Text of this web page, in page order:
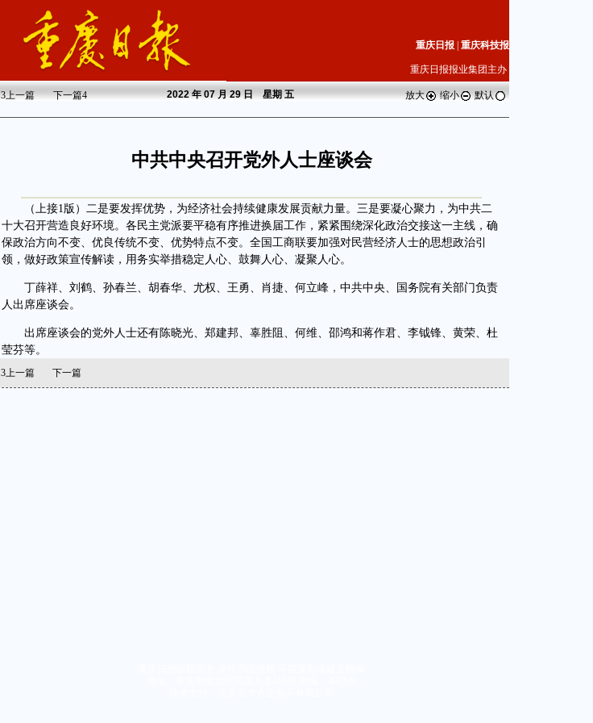
重庆日报 重庆科技报
重庆日报报业集团主办
3上一篇 下一篇4 2022年 07 月 29 日 星期五 放大 缩小 默认
中共中央召开党外人士座谈会
（上接1版）二是要发挥优势，为经济社会持续健康发展贡献力量。三是要凝心聚力，为中共二
十大召开营造良好环境。各民主党派要平稳有序推进换届工作，紧紧围绕深化政治交接这一主线，确
保政治方向不变、优良传统不变、优势特点不变。全国工商联要加强对民营经济人士的思想政治引
领，做好政策宣传解读，用务实举措稳定人心、鼓舞人心、凝聚人心。
丁薛祥、刘鹤、孙春兰、胡春华、尤权、王勇、肖捷、何立峰，中共中央、国务院有关部门负责
人出席座谈会。
出席座谈会的党外人士还有陈晓光、郑建邦、辜胜阻、何维、邵鸿和蒋作君、李钺锋、黄荣、杜
莹芬等。
3上一篇 下一篇